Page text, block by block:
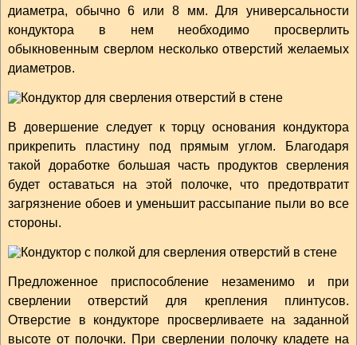
диаметра, обычно 6 или 8 мм. Для универсальности
кондуктора в нем необходимо просверлить
обыкновенным сверлом несколько отверстий желаемых
диаметров.
В довершение следует к торцу основания кондуктора
прикрепить пластину под прямым углом. Благодаря
такой доработке большая часть продуктов сверления
будет оставаться на этой полочке, что предотвратит
загрязнение обоев и уменьшит рассыпание пыли во все
стороны.
Предложенное приспособление незаменимо и при
сверлении отверстий для крепления плинтусов.
Отверстие в кондукторе просверливаете на заданной
высоте от полочки. При сверлении полочку кладете на